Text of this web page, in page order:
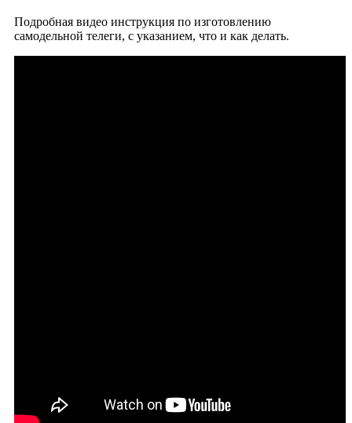
Подробная видео инструкция по изготовлению
самодельной телеги, с указанием, что и как делать.